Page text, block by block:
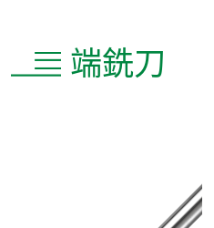
端銑刀